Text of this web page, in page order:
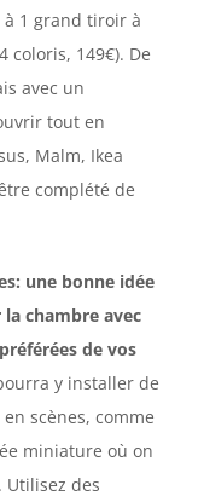
à 1 grand tiroir à
coloris, 149€). De
avec un
tout en
Malm, Ikea
complété de
une bonne idée
chambre avec
de vos
y installer de
scènes, comme
miniature où on
des